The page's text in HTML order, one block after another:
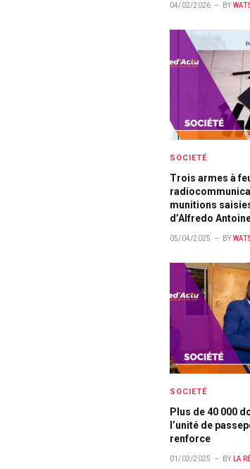
04/02/2026 BY
SOCIETÉ
Trois armes à
munitions
d’Alfredo
05/04/2025 BY
SOCIETÉ
Plus de 40 000
l’unité de
renforce
01/02/2025 BY LA